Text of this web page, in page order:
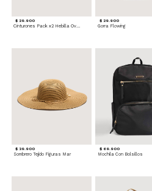
$ 29.900
Cinturones Pack x2 Hebilla Ovalada
$ 29.900
Gorra Flowing
$ 39.900
Sombrero Tejido Figuras Mar
$ 69.900
Mochila Con Bolsillos